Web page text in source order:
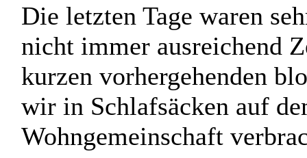
Die letzten Tage waren
nicht immer ausreichend
kurzen vorhergehenden
wir in Schlafsäcken auf
Wohngemeinschaft